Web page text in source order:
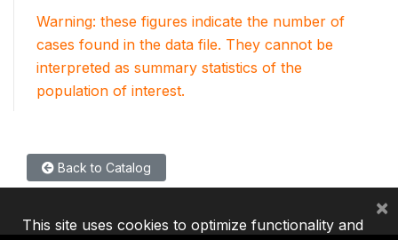
Warning: these figures indicate the number of
cases found in the data file. They cannot be
interpreted as summary statistics of the
population of interest.
Back to Catalog
This site uses cookies to optimize functionality and
×